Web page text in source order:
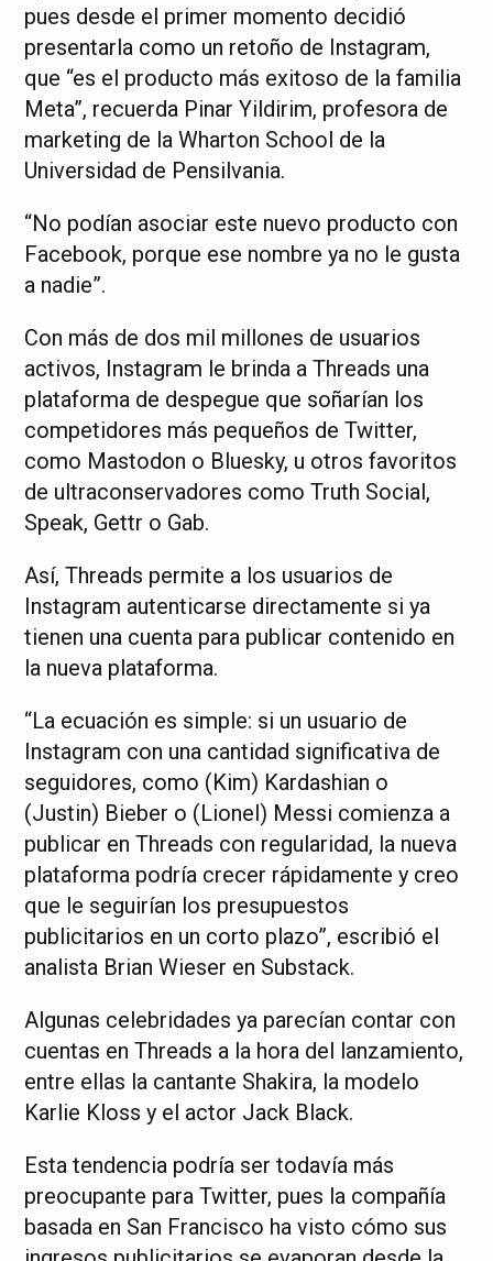
pues desde el primer momento decidió
presentarla como un retoño de Instagram,
que “es el producto más exitoso de la familia
Meta”, recuerda Pinar Yildirim, profesora de
marketing de la Wharton School de la
Universidad de Pensilvania.
“No podían asociar este nuevo producto con
Facebook, porque ese nombre ya no le gusta
a nadie”.
Con más de dos mil millones de usuarios
activos, Instagram le brinda a Threads una
plataforma de despegue que soñarían los
competidores más pequeños de Twitter,
como Mastodon o Bluesky, u otros favoritos
de ultraconservadores como Truth Social,
Speak, Gettr o Gab.
Así, Threads permite a los usuarios de
Instagram autenticarse directamente si ya
tienen una cuenta para publicar contenido en
la nueva plataforma.
“La ecuación es simple: si un usuario de
Instagram con una cantidad significativa de
seguidores, como (Kim) Kardashian o
(Justin) Bieber o (Lionel) Messi comienza a
publicar en Threads con regularidad, la nueva
plataforma podría crecer rápidamente y creo
que le seguirían los presupuestos
publicitarios en un corto plazo”, escribió el
analista Brian Wieser en Substack.
Algunas celebridades ya parecían contar con
cuentas en Threads a la hora del lanzamiento,
entre ellas la cantante Shakira, la modelo
Karlie Kloss y el actor Jack Black.
Esta tendencia podría ser todavía más
preocupante para Twitter, pues la compañía
basada en San Francisco ha visto cómo sus